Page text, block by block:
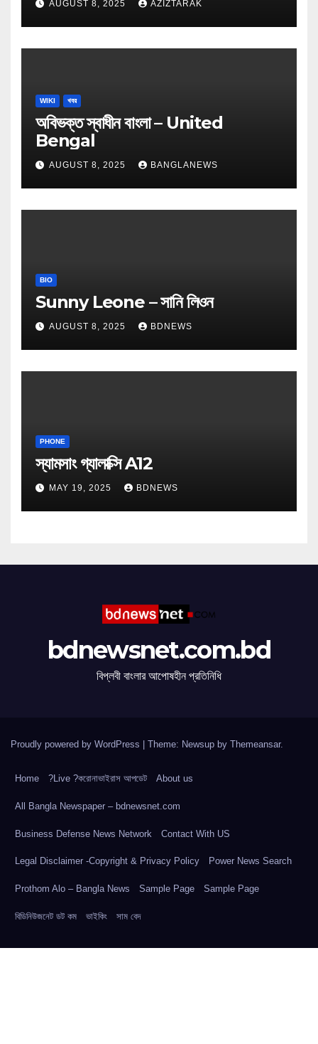
AUGUST 8, 2025 AZIZTARAK
WIKI খবর
অবিভক্ত স্বাধীন বাংলা – United
Bengal
AUGUST 8, 2025 BANGLANEWS
BIO
Sunny Leone – সানি লিওন
AUGUST 8, 2025 BDNEWS
PHONE
স্যামসাং গ্যালাক্সি A12
MAY 19, 2025 BDNEWS
bdnewsnet.com.bd
বিপ্লবী বাংলার আপোষহীন প্রতিনিধি
Proudly powered by WordPress | Theme: Newsup by Themeansar.
Home ?Live ?করোনাভাইরাস আপডেট About us
All Bangla Newspaper – bdnewsnet.com
Business Defense News Network Contact With US
Legal Disclaimer -Copyright & Privacy Policy Power News Search
Prothom Alo – Bangla News Sample Page Sample Page
বিডিনিউজনেট ডট কম ভাইকিং সাম বেদ